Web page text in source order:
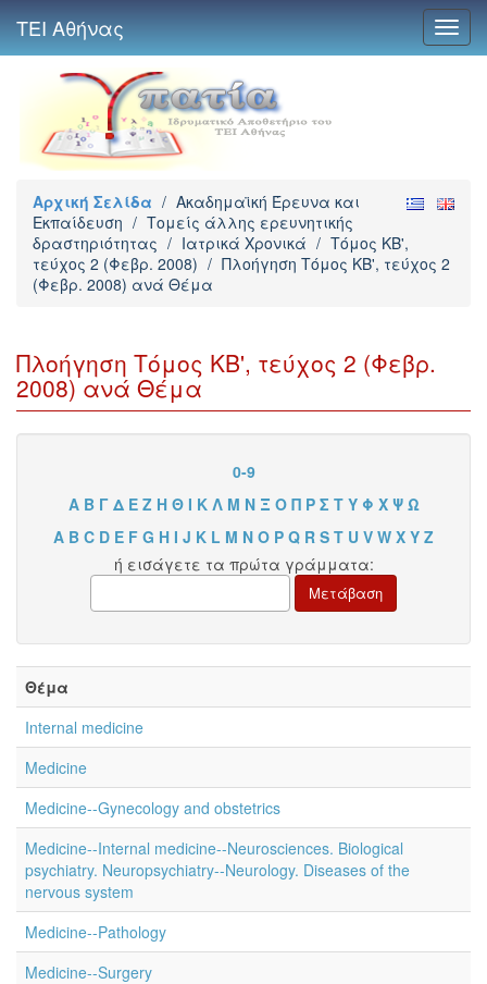
ΤΕΙ Αθήνας
Αρχική Σελίδα / Ακαδημαϊκή Έρευνα και
Εκπαίδευση / Τομείς άλλης ερευνητικής
δραστηριότητας / Ιατρικά Χρονικά / Τόμος ΚΒ',
τεύχος 2 (Φεβρ. 2008) / Πλοήγηση Τόμος ΚΒ', τεύχος 2
(Φεβρ. 2008) ανά Θέμα
Πλοήγηση Τόμος ΚΒ', τεύχος 2 (Φεβρ.
2008) ανά Θέμα
0-9
Α Β Γ Δ Ε Ζ Η Θ Ι Κ Λ Μ Ν Ξ Ο Π Ρ Σ Τ Υ Φ Χ Ψ Ω
A B C D E F G H I J K L M N O P Q R S T U V W X Y Z
ή εισάγετε τα πρώτα γράμματα:
Θέμα
Internal medicine
Medicine
Medicine--Gynecology and obstetrics
Medicine--Internal medicine--Neurosciences. Biological
psychiatry. Neuropsychiatry--Neurology. Diseases of the
nervous system
Medicine--Pathology
Medicine--Surgery